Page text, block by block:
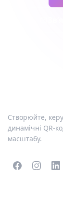
Створюйте,
динамічні QR-
масштабу.